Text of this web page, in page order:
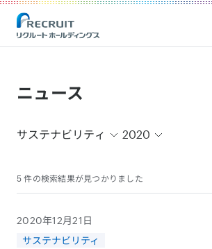
Recruit Holdings
ニュース
サステナビリティ 2020
5 件の検索結果が見つかりました
2020年12月21日
サステナビリティ